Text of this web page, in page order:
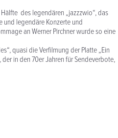
des legendären „jazzzwio“, das
und legendäre Konzerte und
an Werner Pirchner wurde so eine
quasi die Verfilmung der Platte „Ein
in den 70er Jahren für Sendeverbote,